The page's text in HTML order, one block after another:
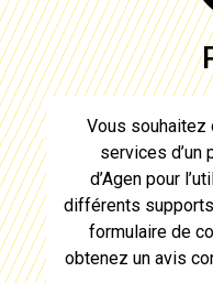
Vous souhaitez
services d’un
d’Agen pour
différents
formulaire de
obtenez un avis